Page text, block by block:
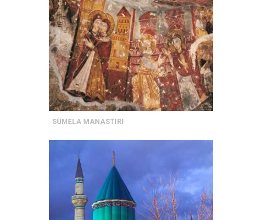
SÜMELA MANASTIRI